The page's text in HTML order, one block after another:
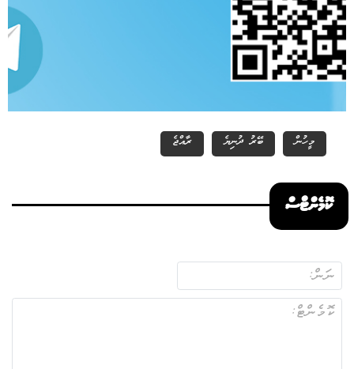
މީހުން ބޭރު ދުނިޔެ ރާއްޖެ
ކޮމެންޓްސް